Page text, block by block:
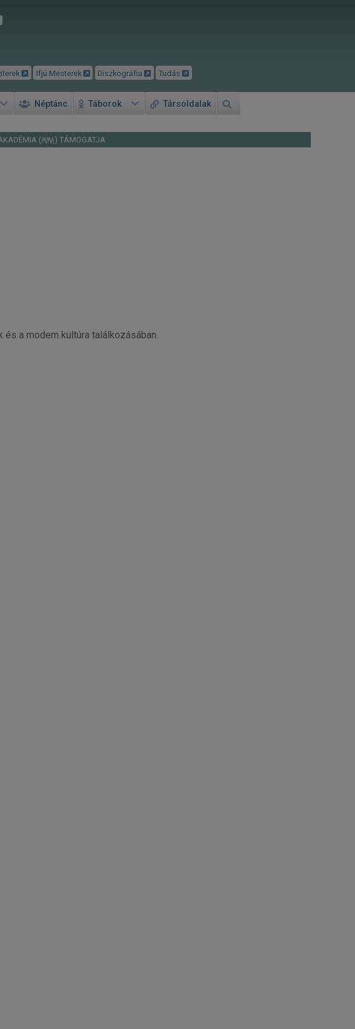
Ifjú Mesterek Diszkográfia Tudás
Néptánc Táborok Társoldalak
( ) TÁMOGATJA
a modern kultúra találkozásában.